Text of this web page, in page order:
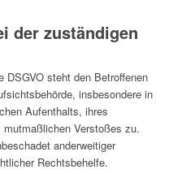
der zuständigen
DSGVO steht den Betroffenen
insbesondere in
Aufenthalts, ihres
Verstoßes zu.
anderweitiger
Rechtsbehelfe.